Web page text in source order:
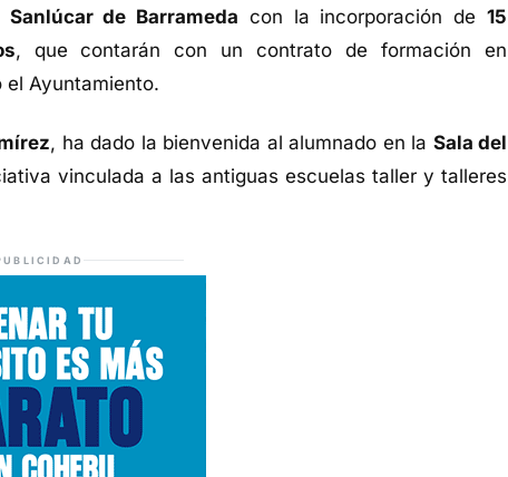
Sanlúcar de Barrameda con la incorporación de15
, que contarán con un contrato de formación en
el Ayuntamiento.
, ha dado la bienvenida al alumnado en la Sala del
vinculada a las antiguas escuelas taller y talleres